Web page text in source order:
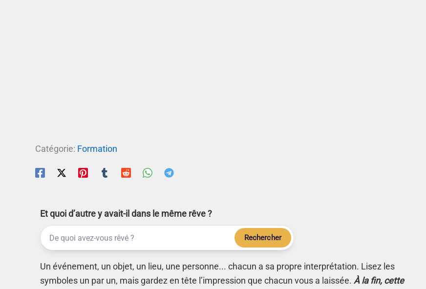
Catégorie: Formation
Et quoi d’autre y avait-il dans le même rêve ?
Rechercher
Un événement, un objet, un lieu, une personne... chacun a sa propre interprétation. Lisez les
symboles un par un, mais gardez en tête l’impression que chacun vous a laissée. À la fin, cette